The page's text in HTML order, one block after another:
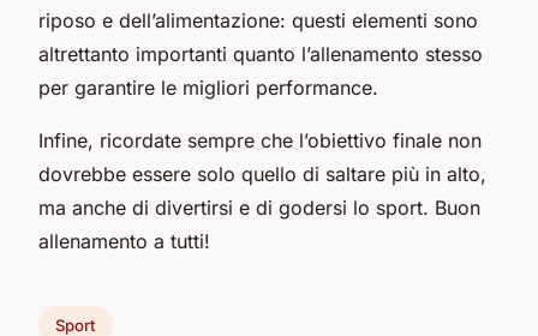
riposo e dell’alimentazione: questi elementi sono
altrettanto importanti quanto l’allenamento stesso
per garantire le migliori performance.
Infine, ricordate sempre che l’obiettivo finale non
dovrebbe essere solo quello di saltare più in alto,
ma anche di divertirsi e di godersi lo sport. Buon
allenamento a tutti!
Sport